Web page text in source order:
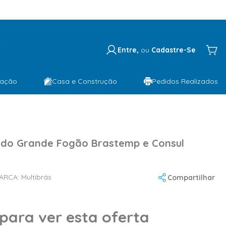
Entre, ou Cadastre-Se
Casa e Construção Pedidos Realizados
Grande Fogão Brastemp e Consul
Multibrás Compartilhar
ver esta oferta